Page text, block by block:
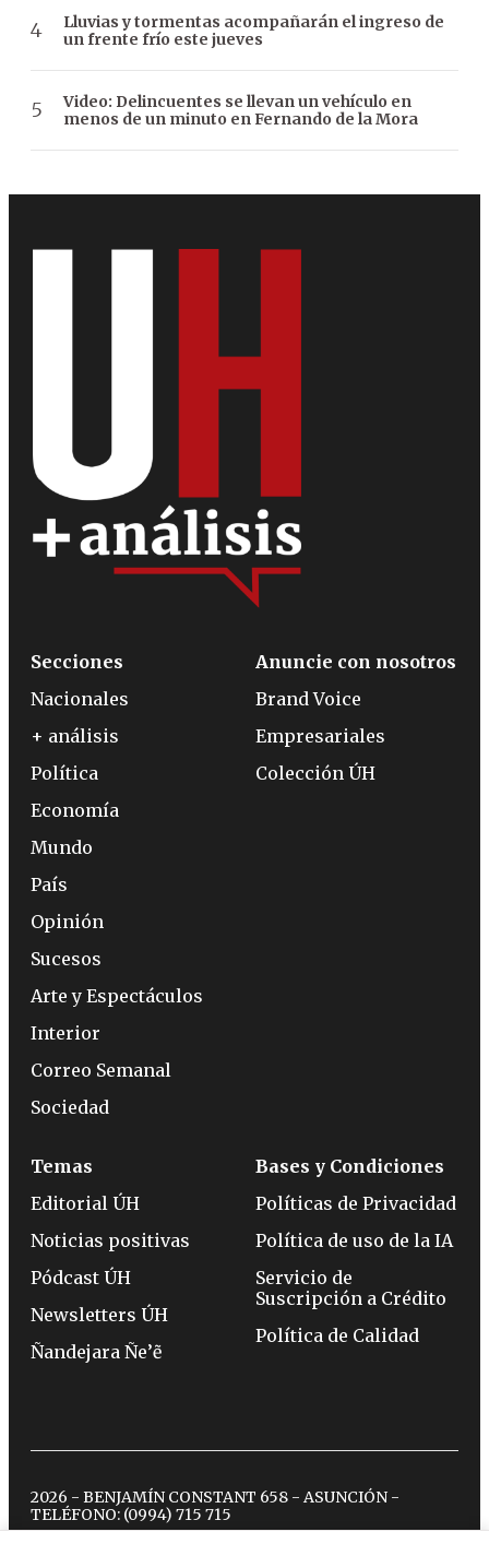
Lluvias y tormentas acompañarán el ingreso de
un frente frío este jueves
Video: Delincuentes se llevan un vehículo en
menos de un minuto en Fernando de la Mora
Secciones
Nacionales
+ análisis
Política
Economía
Mundo
País
Opinión
Sucesos
Arte y Espectáculos
Interior
Correo Semanal
Sociedad
Anuncie con nosotros
Brand Voice
Empresariales
Colección ÚH
Temas
Editorial ÚH
Noticias positivas
Pódcast ÚH
Newsletters ÚH
Ñandejara Ñe’ẽ
Bases y Condiciones
Políticas de Privacidad
Política de uso de la IA
Servicio de
Suscripción a Crédito
Política de Calidad
2026 - BENJAMÍN CONSTANT 658 - ASUNCIÓN -
TELÉFONO: (0994) 715 715